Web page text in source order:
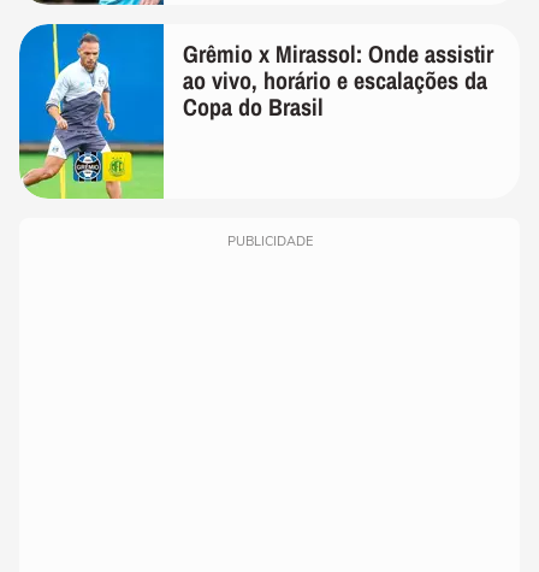
Grêmio x Mirassol: Onde assistir
ao vivo, horário e escalações da
Copa do Brasil
PUBLICIDADE